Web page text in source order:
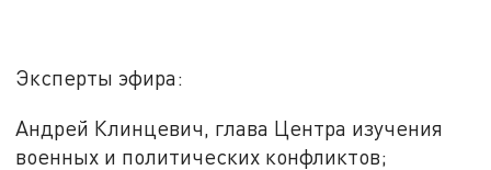
Эксперты эфира:
Андрей Клинцевич, глава Центра изучения
военных и политических конфликтов;